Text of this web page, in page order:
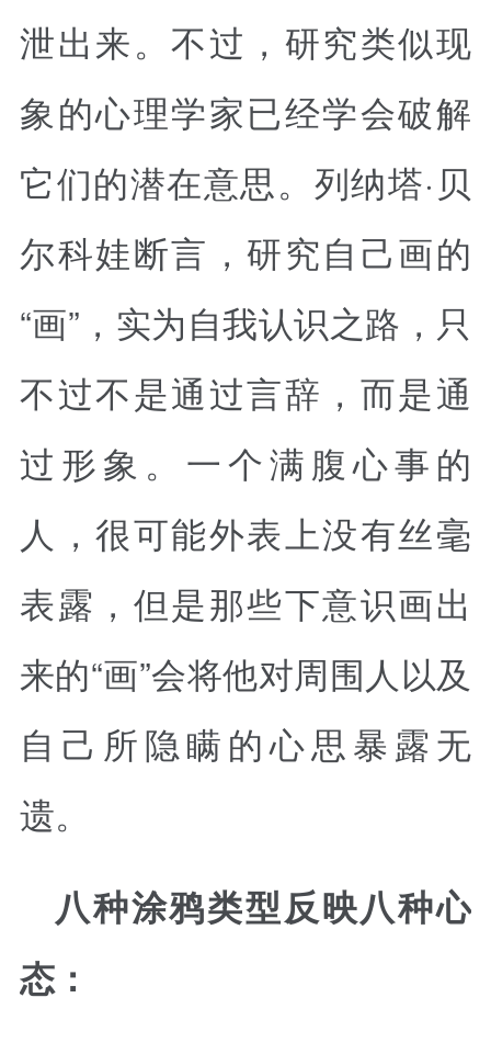
泄出来。不过，研究类似现
象的心理学家已经学会破解
它们的潜在意思。列纳塔·贝
尔科娃断言，研究自己画的
“画”，实为自我认识之路，只
不过不是通过言辞，而是通
过形象。一个满腹心事的
人，很可能外表上没有丝毫
表露，但是那些下意识画出
来的“画”会将他对周围人以及
自己所隐瞒的心思暴露无
遗。
八种涂鸦类型反映八种心
态：